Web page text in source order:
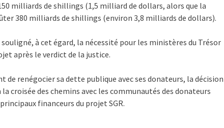
milliards de shillings (1,5 milliard de dollars, alors que la
380 milliards de shillings (environ 3,8 milliards de dollars).
souligné, à cet égard, la nécessité pour les ministères du Trésor
après le verdict de la justice.
de renégocier sa dette publique avec ses donateurs, la décision
croisée des chemins avec les communautés des donateurs
financeurs du projet SGR.